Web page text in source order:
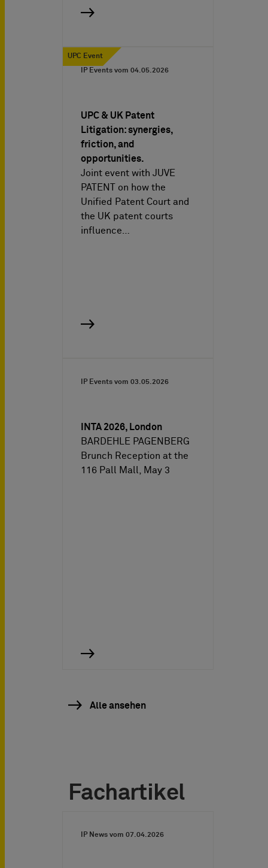
UPC Event
IP Events vom 04.05.2026
UPC & UK Patent
Litigation: synergies,
friction, and
opportunities.
Joint event with JUVE
PATENT on how the
Unified Patent Court and
the UK patent courts
influence…
IP Events vom 03.05.2026
INTA 2026, London
BARDEHLE PAGENBERG
Brunch Reception at the
116 Pall Mall, May 3
Alle ansehen
Fachartikel
IP News vom 07.04.2026